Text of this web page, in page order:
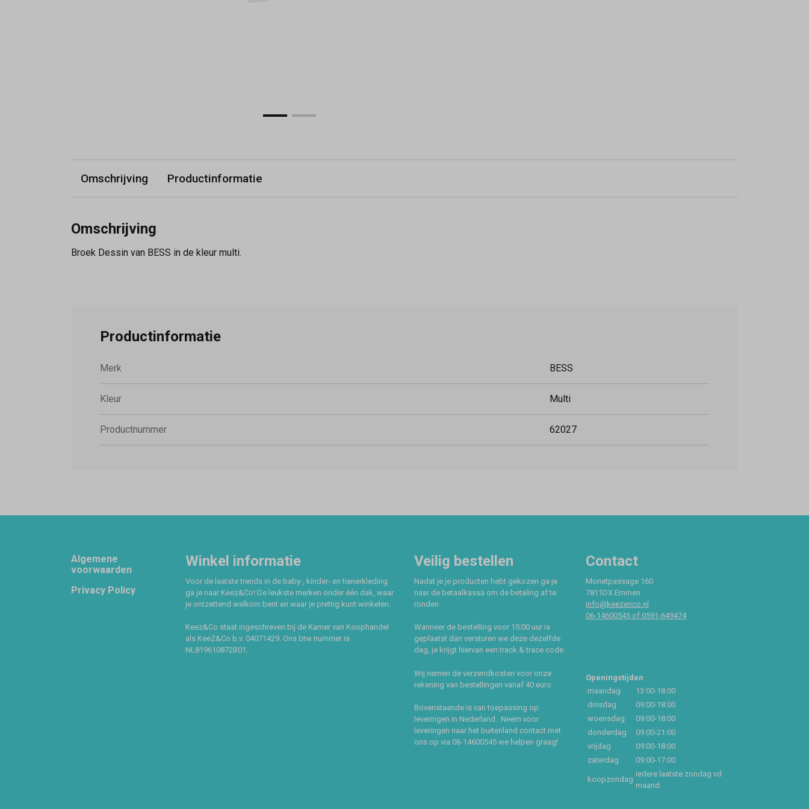
Omschrijving Productinformatie
Omschrijving
Broek Dessin van BESS in de kleur multi.
Productinformatie
Merk BESS
Kleur Multi
Productnummer 62027
Footer
Algemene
voorwaarden
Privacy Policy
Winkel informatie
Voor de laatste trends in de baby-, kinder- en tienerkleding
ga je naar Keez&Co! De leukste merken onder één dak, waar
je ontzettend welkom bent en waar je prettig kunt winkelen.
Keez&Co staat ingeschreven bij de Kamer van Koophandel
als KeeZ&Co b.v. 04071429. Ons btw nummer is
NL819610872B01.
Veilig bestellen
Nadat je je producten hebt gekozen ga je
naar de betaalkassa om de betaling af te
ronden.
Wanneer de bestelling voor 15:00 uur is
geplaatst dan versturen we deze dezelfde
dag, je krijgt hiervan een track & trace code.
Wij nemen de verzendkosten voor onze
rekening van bestellingen vanaf 40 euro.
Bovenstaande is van toepassing op
leveringen in Nederland. Neem voor
leveringen naar het buitenland contact met
ons op via 06-14600545 we helpen graag!
Contact
Monetpassage 160
7811DX Emmen
info@keezenco.nl
06-14600545 of 0591-649474
Openingstijden
maandag
13:00-18:00
dinsdag
09:00-18:00
woensdag
09:00-18:00
donderdag
09:00-21:00
vrijdag
09:00-18:00
zaterdag
09:00-17:00
koopzondag
iedere laatste zondag vd
maand